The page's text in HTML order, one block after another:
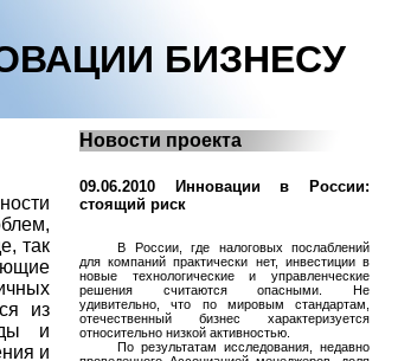
БИЗНЕСУ
так
из
и
и
Новости проекта
09.06.2010 Инновации в России:
стоящий риск
В России, где налоговых послаблений
для компаний практически нет, инвестиции в
новые технологические и управленческие
решения считаются опасными. Не
удивительно, что по мировым стандартам,
отечественный бизнес характеризуется
относительно низкой активностью.
По результатам исследования, недавно